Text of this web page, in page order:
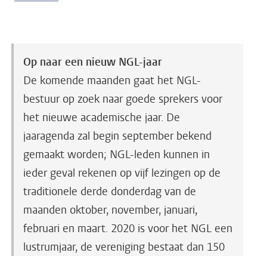
Op naar een nieuw NGL-jaar
De komende maanden gaat het NGL-
bestuur op zoek naar goede sprekers voor
het nieuwe academische jaar. De
jaaragenda zal begin september bekend
gemaakt worden; NGL-leden kunnen in
ieder geval rekenen op vijf lezingen op de
traditionele derde donderdag van de
maanden oktober, november, januari,
februari en maart. 2020 is voor het NGL een
lustrumjaar, de vereniging bestaat dan 150